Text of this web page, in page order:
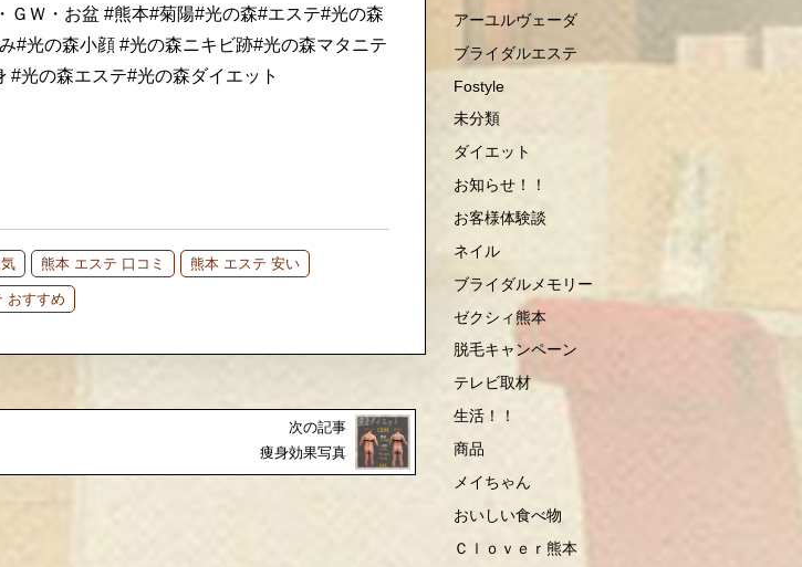
Ｗ・お盆 #熊本#菊陽#光の森#エステ#光の森
#光の森小顔 #光の森ニキビ跡#光の森マタニテ
#光の森エステ#光の森ダイエット
熊本 エステ 口コミ 熊本 エステ 安い
おすすめ
次の記事
痩身効果写真
アーユルヴェーダ
ブライダルエステ
Fostyle
未分類
ダイエット
お知らせ！！
お客様体験談
ネイル
ブライダルメモリー
ゼクシィ熊本
脱毛キャンペーン
テレビ取材
生活！！
商品
メイちゃん
おいしい食べ物
Ｃｌｏｖｅｒ熊本